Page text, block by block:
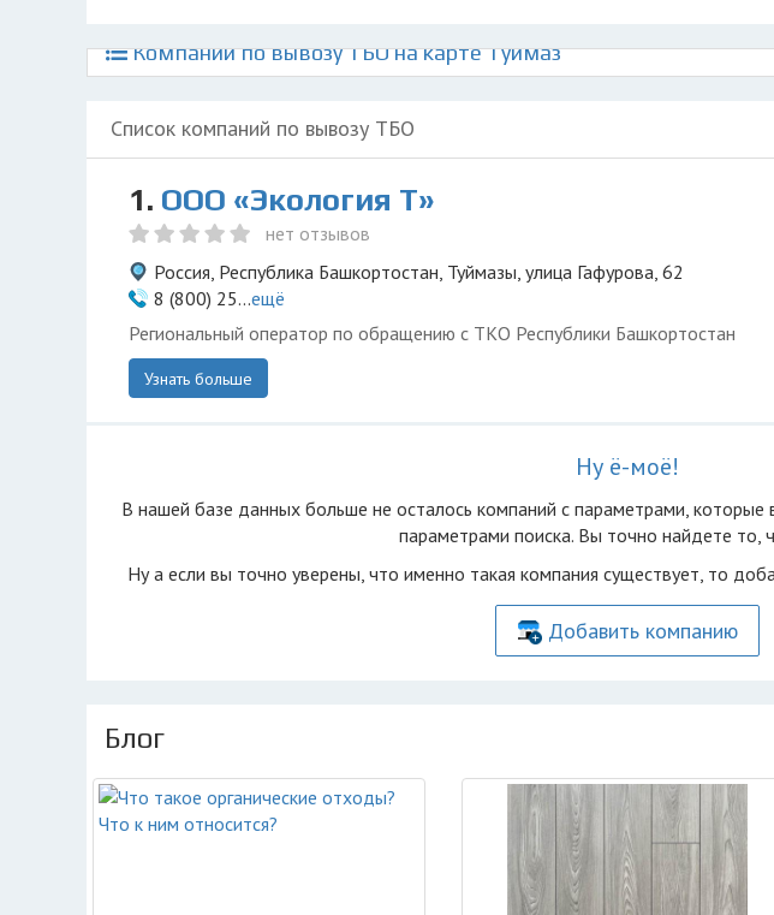
Компании по вывозу ТБО на карте Туймаз
Список компаний по вывозу ТБО
1. ООО «Экология Т»
нет отзывов
Россия, Республика Башкортостан, Туймазы, улица Гафурова, 62
8 (800) 25...ещё
Региональный оператор по обращению с ТКО Республики Башкортостан
Узнать больше
Ну ё-моё!
В нашей базе данных больше не осталоcь компаний с параметрами, которые
параметрами поиска. Вы точно найдете то,
Ну а если вы точно уверены, что именно такая компания существует, то
Добавить компанию
Блог